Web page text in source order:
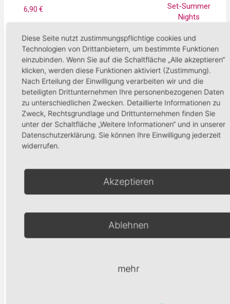
6,90 €
In den Warenkorb
Set-Summer
Nights
In den
Powder silver
6,90€
In den Warenkorb
Bling It
9,90€
Produktsuche
Diese Seite nutzt zustimmungspflichtige cookies und
Technologien von Drittanbietern, um bestimmte Funktionen
einzubinden. Wenn Sie auf die Schaltfläche „Alle akzeptieren“
klicken, werden diese Funktionen aktiviert (Zustimmung).
Nach Erteilung der Einwilligung verarbeiten wir und die
beteiligten Drittunternehmen Ihre personenbezogenen Daten
zu unterschiedlichen Zwecken. Detaillierte Informationen zu
Zweck, Rechtsgrundlage und Drittunternehmen finden Sie
unter der Schaltfläche „Weitere Informationen“ und in unserer
Datenschutzerklärung. Sie können Ihre Einwilligung jederzeit
widerrufen.
Akzeptieren
Ablehnen
mehr